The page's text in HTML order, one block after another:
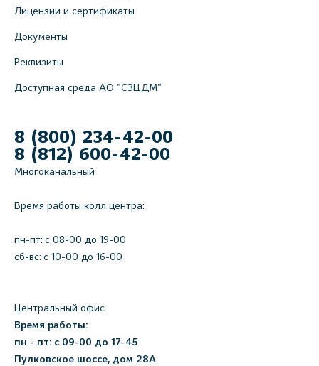
Лицензии и сертификаты
Документы
Реквизиты
Доступная среда АО "СЗЦДМ"
8 (800) 234-42-00
8 (812) 600-42-00
Многоканальный
Время работы колл центра:
пн-пт: c 08-00 до 19-00
сб-вс: с 10-00 до 16-00
Центральный офис
Время работы:
пн - пт: с 09-00 до 17-45
Пулковское шоссе, дом 28А